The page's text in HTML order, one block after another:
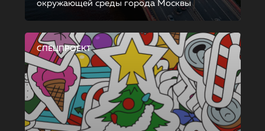
окружающей среды города Москвы
СПЕЦПРОЕКТ